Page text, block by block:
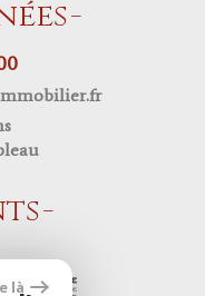
là